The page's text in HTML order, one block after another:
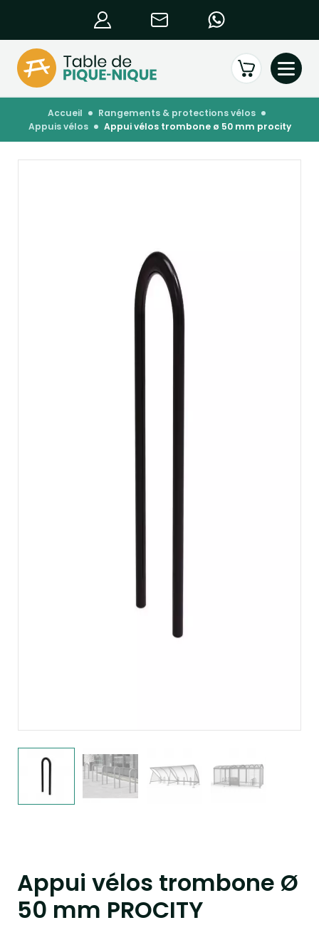
accueil
rangements & protections vélos
appuis vélos
appui vélos trombone ø 50 mm procity
Appui vélos trombone Ø
50 mm PROCITY